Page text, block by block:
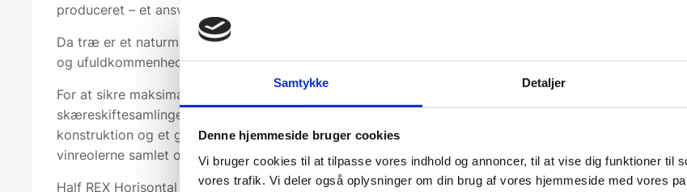
Samtykke Detaljer
Denne hjemmeside bruger cookies
Vi bruger cookies til at tilpasse vores indhold og annoncer, til at vise dig funktioner til
vores trafik. Vi deler også oplysninger om din brug af vores hjemmeside med vores
produceret – et ansvarligt valg for både miljø og kvalitet.
Da træ er et naturmateriale, kan der forekomme små knaster
og ufuldkommenheder, der bidrager til et unik og smukt udtryk.
For at sikre maksimal holdbarhed anvender vi halvblinde
skæreskiftesamlinger under produktionen. Det giver en stærk
konstruktion og et gennemført finish – derfor leveres
vinreolerne samlet og klar til brug..
Half REX Horisontal modulet kan rumme op til 15 flasker.